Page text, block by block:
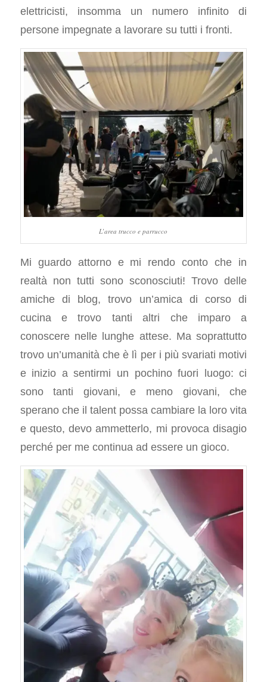
elettricisti, insomma un numero infinito di
persone impegnate a lavorare su tutti i fronti.
L’area trucco e parrucco
Mi guardo attorno e mi rendo conto che in
realtà non tutti sono sconosciuti! Trovo delle
amiche di blog, trovo un’amica di corso di
cucina e trovo tanti altri che imparo a
conoscere nelle lunghe attese. Ma soprattutto
trovo un’umanità che è lì per i più svariati motivi
e inizio a sentirmi un pochino fuori luogo: ci
sono tanti giovani, e meno giovani, che
sperano che il talent possa cambiare la loro vita
e questo, devo ammetterlo, mi provoca disagio
perché per me continua ad essere un gioco.